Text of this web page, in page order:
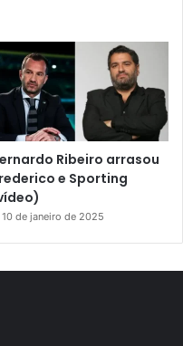
Ribeiro arrasou
e Sporting
10 de janeiro de 2025